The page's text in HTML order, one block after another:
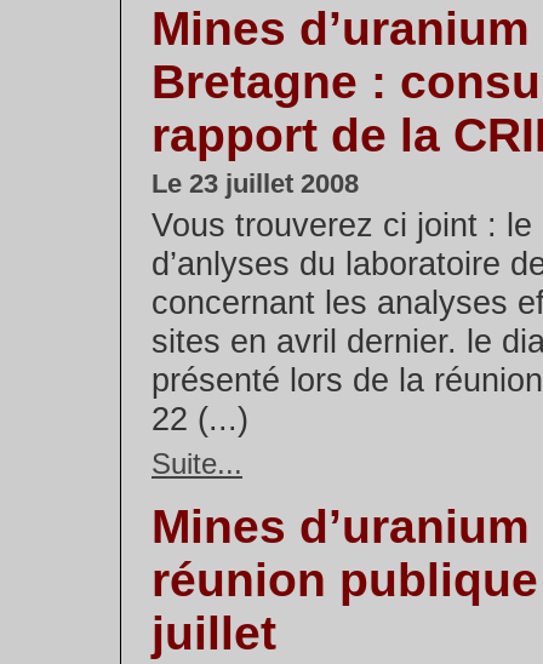
Mines d’uranium
Bretagne :
rapport de la
Le 23 juillet 2008
Vous trouverez ci joint : le
d’anlyses du laboratoire
concernant les analyses
sites en avril dernier. le
présenté lors de la
22 (...)
Suite...
Mines
réunion
juillet